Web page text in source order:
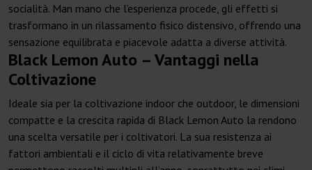
socialità. Man mano che l’esperienza procede, gli effetti si
trasformano in un rilassamento fisico distensivo, offrendo una
sensazione equilibrata e piacevole adatta a diverse attività.
Black Lemon Auto – Vantaggi nella
Coltivazione
Ideale sia per la coltivazione indoor che outdoor, le dimensioni
compatte e la crescita rapida di Black Lemon Auto la rendono
una scelta versatile per i coltivatori. La sua resistenza ai
fattori ambientali e il ciclo di vita relativamente breve